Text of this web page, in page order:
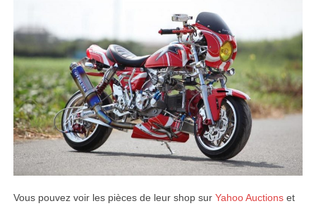
Vous pouvez voir les pièces de leur shop sur Yahoo Auctionset